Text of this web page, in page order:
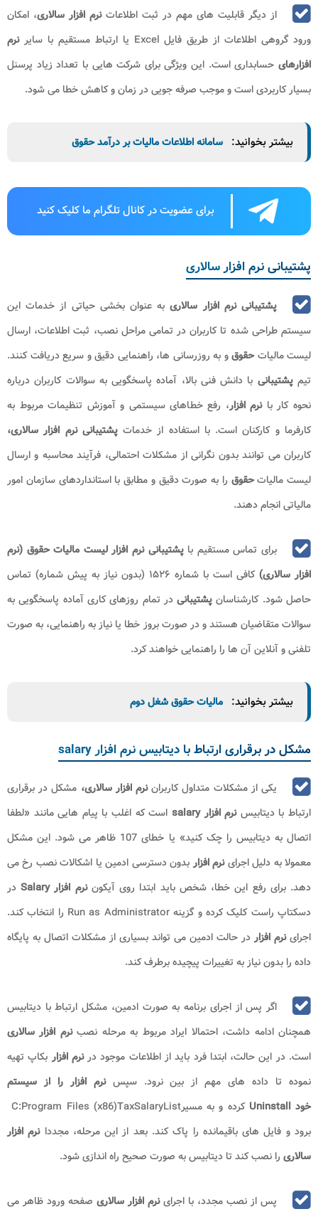
از دیگر قابلیت های مهم در ثبت اطلاعات نرم افزار سالاری، امکان
ورود گروهی اطلاعات از طریق فایلExcel یا ارتباط مستقیم با سایرنرم
افزارهای حسابداری است. این ویژگی برای شرکت هایی با تعداد زیاد پرسنل
بسیار کاربردی است و موجب صرفه جویی در زمان و کاهش خطا می شود.
بیشتر بخوانید: سامانه اطلاعات مالیات بر درآمد حقوق
برای عضویت در کانال تلگرام ما کلیک کنید
پشتیبانی نرم افزار سالاری
پشتیبانی نرم افزار سالاریبه عنوان بخشی حیاتی از خدمات این
سیستم طراحی شده تا کاربران در تمامی مراحل نصب، ثبت اطلاعات، ارسال
لیست مالیاتحقوقو به روزرسانی ها، راهنمایی دقیق و سریع دریافت کنند.
تیمپشتیبانی با دانش فنی بالا، آماده پاسخگویی به سوالات کاربران درباره
نحوه کار بانرم افزار، رفع خطاهای سیستمی و آموزش تنظیمات مربوط به
کارفرما و کارکنان است. با استفاده از خدماتپشتیبانی نرم افزار سالاری،
کاربران می توانند بدون نگرانی از مشکلات احتمالی، فرآیند محاسبه و ارسال
لیست مالیاتحقوق را به صورت دقیق و مطابق با استانداردهای سازمان امور
مالیاتی انجام دهند.
برای تماس مستقیم باپشتیبانی نرم افزار لیست مالیات حقوق (نرم
افزار سالاری)
کافی است با شماره ۱۵۲۶ (بدون نیاز به پیش شماره) تماس
حاصل شود. کارشناسان پشتیبانیدر تمام روزهای کاری آماده پاسخگویی به
سوالات متقاضیان هستند و در صورت بروز خطا یا نیاز به راهنمایی، به صورت
تلفنی و آنلاین آن ها را راهنمایی خواهند کرد.
بیشتر بخوانید: مالیات حقوق شغل دوم
مشکل در برقراری ارتباط با دیتابیس نرم افزار salary
یکی از مشکلات متداول کاربراننرم افزار سالاری، مشکل در برقراری
ارتباط با دیتابیس نرم افزار salary
است که اغلب با پیام هایی مانند «لطفا
اتصال به دیتابیس را چک کنید» یا خطای 107 ظاهر می شود. این مشکل
معمولا به دلیل اجراینرم افزاربدون دسترسی ادمین یا اشکالات نصب رخ می
دهد. برای رفع این خطا، شخص باید ابتدا روی آیکوننرم افزارSalary در
دسکتاپ راست کلیک کرده و گزینهRun as Administrator را انتخاب کند.
اجراینرم افزاردر حالت ادمین می تواند بسیاری از مشکلات اتصال به پایگاه
داده را بدون نیاز به تغییرات پیچیده برطرف کند.
اگر پس از اجرای برنامه به صورت ادمین، مشکل ارتباط با دیتابیس
همچنان ادامه داشت، احتمالا ایراد مربوط به مرحله نصبنرم افزار سالاری
است. در این حالت، ابتدا فرد باید از اطلاعات موجود درنرم افزار بکاپ تهیه
نموده تا داده های مهم از بین نرود. سپسنرم افزار را از سیستم
خودUninstallکرده و به مسیرC:Program Files (x86)TaxSalaryList
برود و فایل های باقیمانده را پاک کند. بعد از این مرحله، مجددانرم افزار
سالاری را نصب کند تا دیتابیس به صورت صحیح راه اندازی شود.
پس از نصب مجدد، با اجراینرم افزار سالاری صفحه ورود ظاهر می